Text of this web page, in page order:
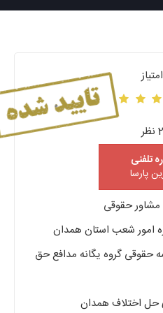
تلفنی
پارسا
حقوقی
امور شعب استان همدان
گروه یگانه مدافع حق